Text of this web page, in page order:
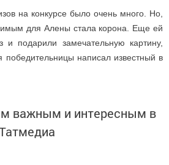
на конкурсе было очень много. Но,
для Алены стала корона. Еще ей
и подарили замечательную картину,
победительницы написал известный в
важным и интересным в